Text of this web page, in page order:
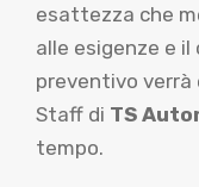
esattezza che
alle esigenze e
preventivo
Staff di TS
tempo.